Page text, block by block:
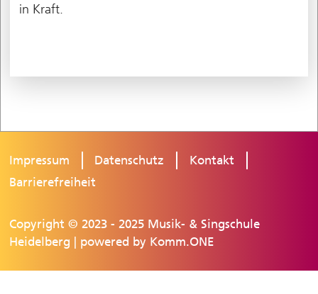
in Kraft.
Impressum Datenschutz
Kontakt
Barrierefreiheit
Copyright © 2023 - 2025 Musik- & Singschule
Heidelberg | powered by Komm.ONE